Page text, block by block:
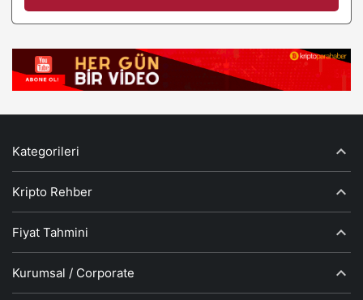
Kategorileri
Kripto Rehber
Fiyat Tahmini
Kurumsal / Corporate